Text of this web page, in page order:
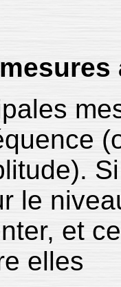
le
et
elles